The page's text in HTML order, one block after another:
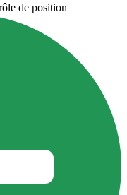
de position